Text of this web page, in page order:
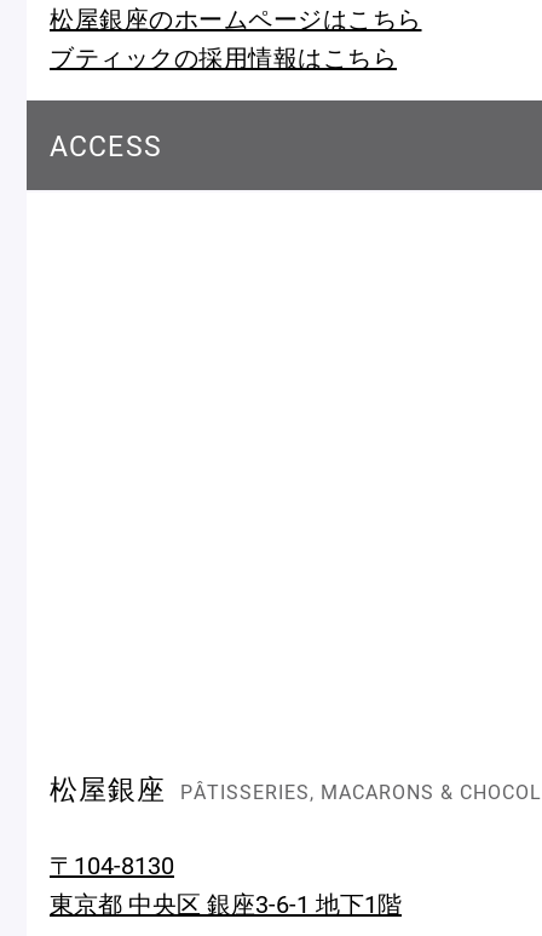
SUMMER GIFT 2026
松屋銀座のホームページはこちら
ブティックの採用情報はこちら
ACCESS
松屋銀座 PÂTISSERIES, MACARONS &
〒104-8130
東京都 中央区 銀座3-6-1 地下1階